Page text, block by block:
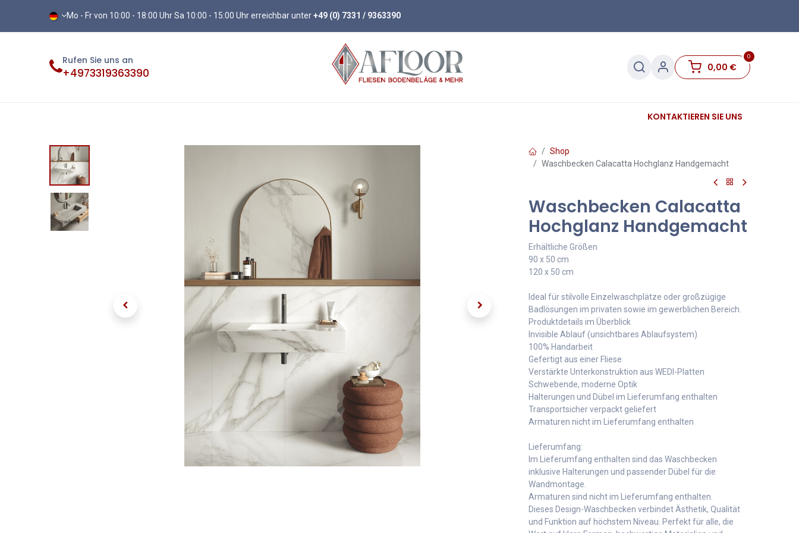
Mo - Fr von 10:00 - 18:00 Uhr Sa 10:00 - 15:00 Uhr erreichbar unter+49 (0) 7331 / 9363390
Rufen Sie uns an
+4973319363390
0
0,00 €
Sockelleisten Sale
KONTAKTIEREN SIE UNS
Shop
Waschbecken Calacatta Hochglanz Handgemacht
Waschbecken Calacatta
Hochglanz Handgemacht
Erhältliche Größen
90 x 50 cm
120 x 50 cm
Ideal für stilvolle Einzelwaschplätze oder großzügige
Badlösungen im privaten sowie im gewerblichen Bereich.
Produktdetails im Überblick
Invisible Ablauf (unsichtbares Ablaufsystem)
100% Handarbeit
Gefertigt aus einer Fliese
Verstärkte Unterkonstruktion aus WEDI-Platten
Schwebende, moderne Optik
Halterungen und Dübel im Lieferumfang enthalten
Transportsicher verpackt geliefert
Armaturen nicht im Lieferumfang enthalten
Lieferumfang:
Im Lieferumfang enthalten sind das Waschbecken
inklusive Halterungen und passender Dübel für die
Wandmontage.
Armaturen sind nicht im Lieferumfang enthalten.
Dieses Design-Waschbecken verbindet Ästhetik, Qualität
und Funktion auf höchstem Niveau. Perfekt für alle, die